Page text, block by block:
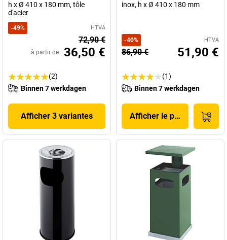
h x Ø 410 x 180 mm, tôle
d'acier
-49% HTVA
72,90 €
à partir de 36,50 €
(2)
Binnen 7 werkdagen
Afficher 3 variantes
inox, h x Ø 410 x 180 mm
-40% HTVA
86,90 € 51,90 €
(1)
Binnen 7 werkdagen
Afficher le produit